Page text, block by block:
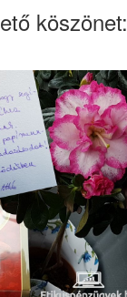
köszönet: